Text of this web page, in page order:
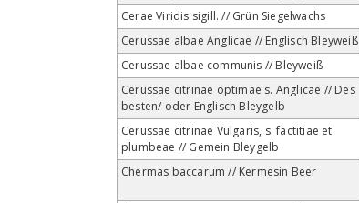
Cerae Viridis sigill. // Grün Siegelwachs
Cerussae albae Anglicae // Englisch Bleyweiß
Cerussae albae communis // Bleyweiß
Cerussae citrinae optimae s. Anglicae // Des
besten/ oder Englisch Bleygelb
Cerussae citrinae Vulgaris, s. factitiae et
plumbeae // Gemein Bleygelb
Chermas baccarum // Kermesin Beer